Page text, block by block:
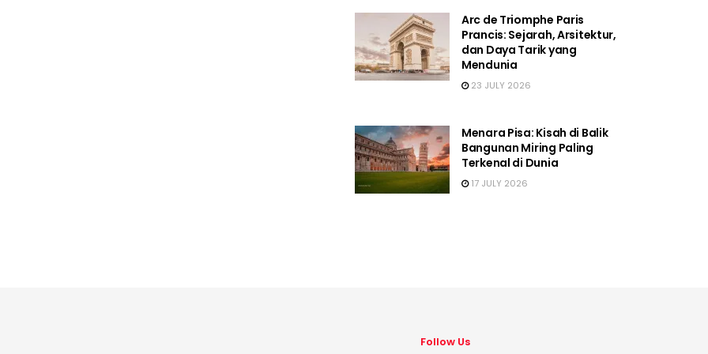
Arc de Triomphe Paris
Prancis: Sejarah, Arsitektur,
dan Daya Tarik yang
Mendunia
23 JULY 2026
Menara Pisa: Kisah di Balik
Bangunan Miring Paling
Terkenal di Dunia
17 JULY 2026
Follow Us